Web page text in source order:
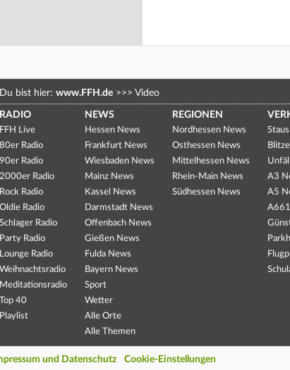
Du bist hier: www.FFH.de >>> Video
RADIO
FFH Live
80er Radio
90er Radio
2000er Radio
Rock Radio
Oldie Radio
Schlager Radio
Party Radio
Lounge Radio
Weihnachtsradio
Meditationsradio
Top 40
Playlist
NEWS
Hessen News
Frankfurt News
Wiesbaden News
Mainz News
Kassel News
Darmstadt News
Offenbach News
Gießen News
Fulda News
Bayern News
Sport
Wetter
Alle Orte
Alle Themen
REGIONEN
Nordhessen News
Osthessen News
Mittelhessen News
Rhein-Main News
Südhessen News
A3
A5
und Datenschutz Cookie-Einstellungen